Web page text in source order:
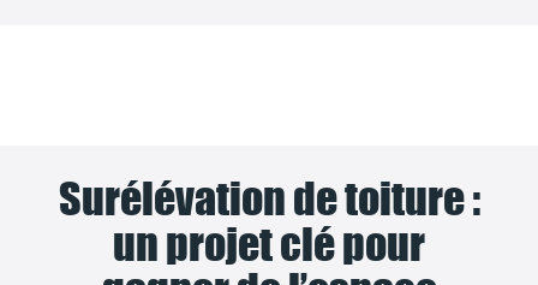
Surélévation de toiture :
un projet clé pour